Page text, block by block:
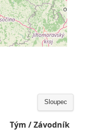
Sloupec
Tým / Závodník